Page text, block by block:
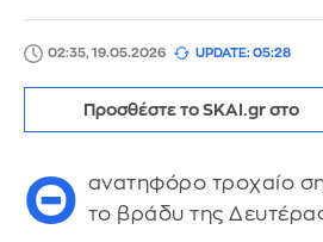
02:35, 19.05.2026 UPDATE: 05:28
Προσθέστε το SKAI.gr στο
Θ ανατηφόρο τροχαίο
το βράδυ της